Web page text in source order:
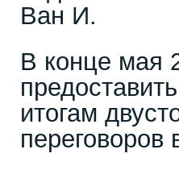
Ван И.
В конце мая
итогам
переговоров